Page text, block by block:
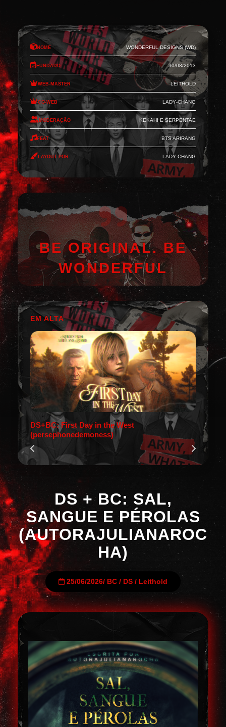
Nome Wonderful Designs (WD)
Fundado 30/08/2013
Web-Master Leithold
Co-Web Lady-Chang
Moderação Kekahi e Serpentae
Feat BTS Arirang
Layout por Lady-Chang
BE ORIGINAL. BE
WONDERFUL
EM ALTA
DS+BC: First Day in the West
(persephonedemoness)
DS + BC: SAL,
SANGUE E PÉROLAS
(AUTORAJULIANAROC
HA)
25/06/2026/ BC / DS / Leithold